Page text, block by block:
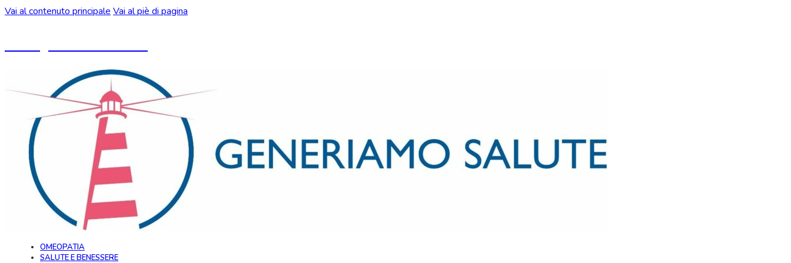
Vai al contenuto principale Vai al piè di pagina
OMEOPATIA
SALUTE E BENESSERE